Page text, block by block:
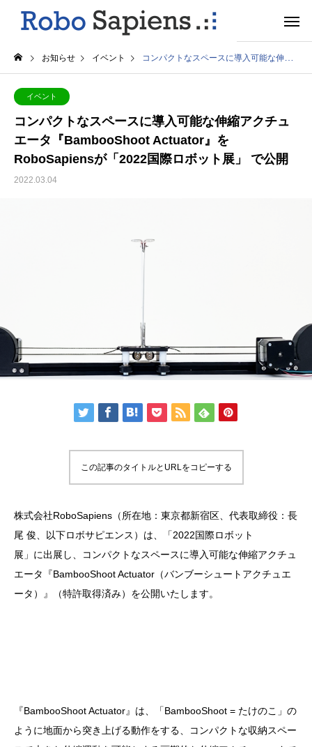
お知らせ イベント コンパクトなスペースに導入可能な伸縮アクチュエータ『BambooShoot Actuator』をRoboSapiensが「2022国際ロボット展」 で公開
イベント
コンパクトなスペースに導入可能な伸縮アクチュ
エータ『BambooShoot Actuator』を
RoboSapiensが「2022国際ロボット展」 で公開
2022.03.04
この記事のタイトルとURLをコピーする
株式会社RoboSapiens（所在地：東京都新宿区、代表取締役：長
尾 俊、以下ロボサピエンス）は、「2022国際ロボット
展」に出展し、コンパクトなスペースに導入可能な伸縮アクチュ
エータ『BambooShoot Actuator（バンブーシュートアクチュエ
ータ）』（特許取得済み）を公開いたします。
『BambooShoot Actuator』は、「BambooShoot = たけのこ」の
ように地面から突き上げる動作をする、コンパクトな収納スペー